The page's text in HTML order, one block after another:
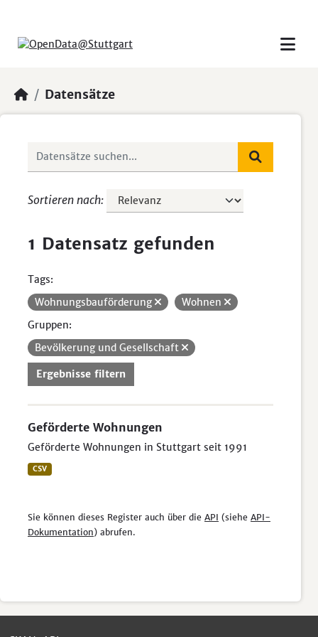
Datensätze
Sortieren nach
1 Datensatz gefunden
Tags:
Wohnungsbauförderung
Wohnen
Gruppen:
Bevölkerung und Gesellschaft
Ergebnisse filtern
Geförderte Wohnungen
Geförderte Wohnungen in Stuttgart seit 1991
CSV
Sie können dieses Register auch über die API (siehe API-
Dokumentation) abrufen.